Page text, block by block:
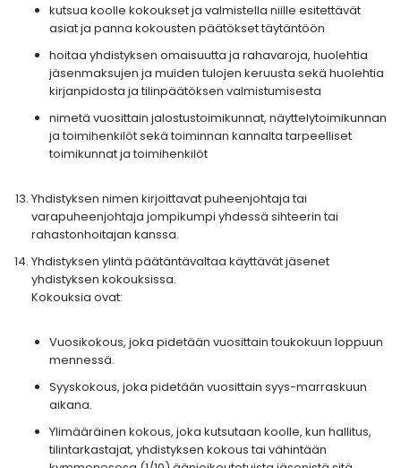
kutsua koolle kokoukset ja valmistella niille esitettävät
asiat ja panna kokousten päätökset täytäntöön
hoitaa yhdistyksen omaisuutta ja rahavaroja, huolehtia
jäsenmaksujen ja muiden tulojen keruusta sekä huolehtia
kirjanpidosta ja tilinpäätöksen valmistumisesta
nimetä vuosittain jalostustoimikunnat, näyttelytoimikunnan
ja toimihenkilöt sekä toiminnan kannalta tarpeelliset
toimikunnat ja toimihenkilöt
Yhdistyksen nimen kirjoittavat puheenjohtaja tai
varapuheenjohtaja jompikumpi yhdessä sihteerin tai
rahastonhoitajan kanssa.
Yhdistyksen ylintä päätäntävaltaa käyttävät jäsenet
yhdistyksen kokouksissa.
Kokouksia ovat:
Vuosikokous, joka pidetään vuosittain toukokuun loppuun
mennessä.
Syyskokous, joka pidetään vuosittain syys-marraskuun
aikana.
Ylimääräinen kokous, joka kutsutaan koolle, kun hallitus,
tilintarkastajat, yhdistyksen kokous tai vähintään